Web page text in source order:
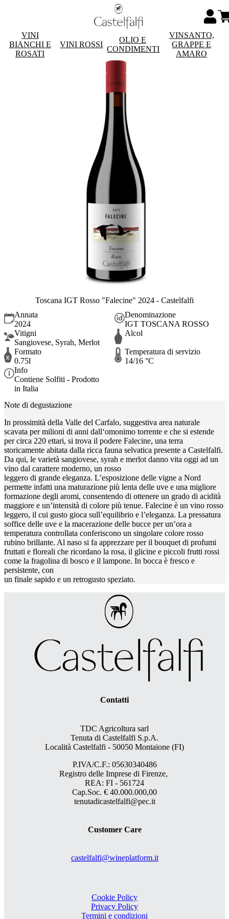
VINI
BIANCHI E
ROSATI
VINI ROSSI
OLIO E
CONDIMENTI
VINSANTO,
GRAPPE E
AMARO
Toscana IGT Rosso "Falecine" 2024 - Castelfalfi
Annata
2024
Denominazione
IGT TOSCANA ROSSO
Vitigni
Sangiovese, Syrah, Merlot
Alcol
Formato
0.75l
Temperatura di servizio
14/16 °C
Info
Contiene Solfiti - Prodotto
in Italia
Note di degustazione
In prossimità della Valle del Carfalo, suggestiva area naturale
scavata per milioni di anni dall‘omonimo torrente e che si estende
per circa 220 ettari, si trova il podere Falecine, una terra
storicamente abitata dalla ricca fauna selvatica presente a Castelfalfi.
Da qui, le varietà sangiovese, syrah e merlot danno vita oggi ad un
vino dal carattere moderno, un rosso
leggero di grande eleganza. L’esposizione delle vigne a Nord
permette infatti una maturazione più lenta delle uve e una migliore
formazione degli aromi, consentendo di ottenere un grado di acidità
maggiore e un’intensità di colore più tenue. Falecine è un vino rosso
leggero, il cui gusto gioca sull’equilibrio e l’eleganza. La pressatura
soffice delle uve e la macerazione delle bucce per un’ora a
temperatura controllata conferiscono un singolare colore rosso
rubino brillante. Al naso si fa apprezzare per il bouquet di profumi
fruttati e floreali che ricordano la rosa, il glicine e piccoli frutti rossi
come la fragolina di bosco e il lampone. In bocca è fresco e
persistente, con
un finale sapido e un retrogusto speziato.
Contatti
TDC Agricoltura sarl
Tenuta di Castelfalfi S.p.A.
Località Castelfalfi - 50050 Montaione (FI)
P.IVA/C.F.: 05630340486
Registro delle Imprese di Firenze,
REA: FI - 561724
Cap.Soc. € 40.000.000,00
tenutadicastelfalfi@pec.it
Customer Care
castelfalfi@wineplatform.it
Cookie Policy
Privacy Policy
Termini e condizioni